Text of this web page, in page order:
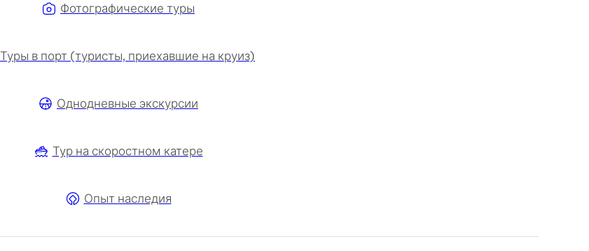
Фотографические туры
Туры в порт (туристы, приехавшие на круиз)
Однодневные экскурсии
Тур на скоростном катере
Опыт наследия